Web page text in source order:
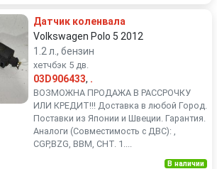
Датчик коленвала
Volkswagen Polo 5 2012
1.2 л., бензин
хетчбэк 5 дв.
03D906433, .
ВОЗМОЖНА ПРОДАЖА В РАССРОЧКУ
ИЛИ КРЕДИТ!!! Доставка в любой Город.
Поставки из Японии и Швеции. Гарантия.
Аналоги (Совместимость с ДВС): ,
CGP,BZG, BBM, CHT. 1....
В наличии